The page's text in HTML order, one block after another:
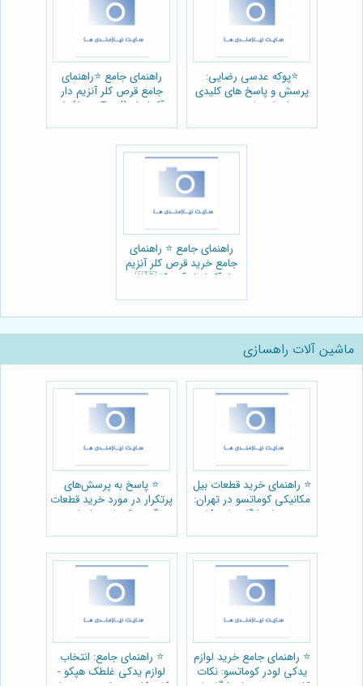
⭐️پوکه عدسی رضایی:
پرسش و پاسخ های کلیدی
برای استفاده بهینه در
راهنمای جامع ⭐️راهنمای
جامع قرص کلر آنزیم دار
آکواپول (AquaPool): از
راهنمای جامع ⭐️ راهنمای
جامع خرید قرص کلر آنزیم
ماشین آلات راهسازی
⭐️ راهنمای خرید قطعات بیل
مکانیکی کوماتسو در تهران:
بهترین فروشگاه ها و نکات
⭐️ پاسخ به پرسش‌های
پرتکرار در مورد خرید قطعات
گریدر کوماتسو اصلی:
⭐️ راهنمای جامع خرید لوازم
یدکی لودر کوماتسو: نکات
⭐️ راهنمای جامع: انتخاب
لوازم یدکی غلطک هپکو -